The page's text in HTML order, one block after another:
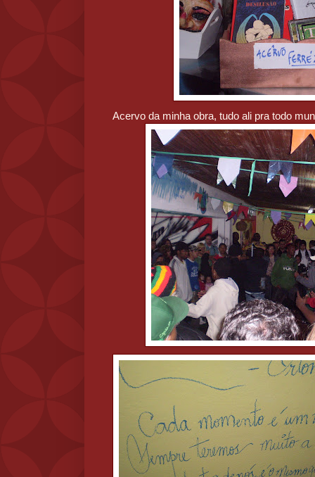
Acervo da minha obra, tudo ali pra todo